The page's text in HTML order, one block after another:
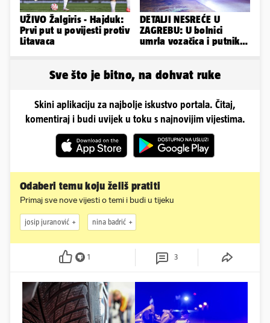
UŽIVO Žalgiris - Hajduk:
Prvi put u povijesti protiv
Litavaca
DETALJI NESREĆE U
ZAGREBU: U bolnici
umrla vozačica i putnik,
Sve što je bitno, na dohvat ruke
Skini aplikaciju za najbolje iskustvo portala. Čitaj,
komentiraj i budi uvijek u toku s najnovijim vijestima.
Odaberi temu koju želiš pratiti
Primaj sve nove vijesti o temi i budi u tijeku
josip juranović nina badrić
1 3